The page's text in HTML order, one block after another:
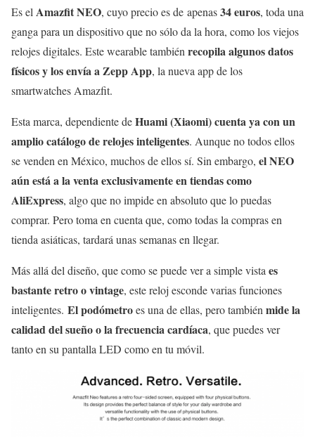
Es el Amazfit NEO, cuyo precio es de apenas34 euros, toda una
ganga para un dispositivo que no sólo da la hora, como los viejos
relojes digitales. Este wearable también recopila algunos datos
físicos y los envía a Zepp App, la nueva app de los
smartwatches Amazfit.
Esta marca, dependiente deHuami (Xiaomi) cuenta ya con un
amplio catálogo de relojes inteligentes. Aunque no todos ellos
se venden en México, muchos de ellos sí. Sin embargo, el NEO
aún está a la venta exclusivamente en tiendas como
AliExpress, algo que no impide en absoluto que lo puedas
comprar. Pero toma en cuenta que, como todas la compras en
tienda asiáticas, tardará unas semanas en llegar.
Más allá del diseño, que como se puede ver a simple vista es
bastante retro o vintage, este reloj esconde varias funciones
inteligentes. El podómetroes una de ellas, pero también mide la
calidad del sueño o la frecuencia cardíaca, que puedes ver
tanto en su pantalla LED como en tu móvil.